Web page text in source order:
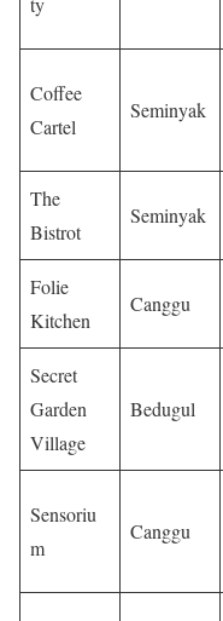
Coffee
Cartel
Seminyak
The
Bistrot
Seminyak
Folie
Kitchen
Canggu
Secret
Garden
Village
Bedugul
Sensoriu
m
Canggu